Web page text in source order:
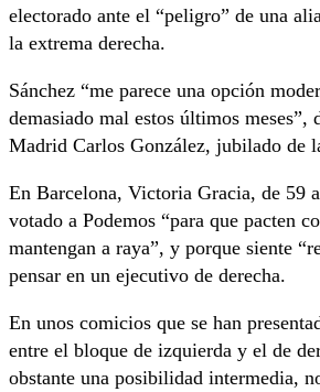
electorado ante el “peligro” de una
la extrema derecha.
Sánchez “me parece una opción
demasiado mal estos últimos
Madrid Carlos González, jubilado de
En Barcelona, Victoria Gracia, de 59
votado a Podemos “para que pacten
mantengan a raya”, y porque siente
pensar en un ejecutivo de derecha.
En unos comicios que se han
entre el bloque de izquierda y el de
obstante una posibilidad intermedia,